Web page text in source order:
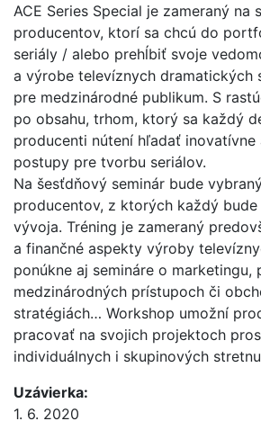
ACE Series Special je zameraný na
producentov, ktorí sa chcú do
seriály / alebo prehĺbiť svoje
a výrobe televíznych dramatických
pre medzinárodné publikum. S
po obsahu, trhom, ktorý sa každý
producenti nútení hľadať inovatívne
postupy pre tvorbu seriálov.
Na šesťdňový seminár bude
producentov, z ktorých každý
vývoja. Tréning je zameraný
a finančné aspekty výroby
ponúkne aj semináre o marketingu,
medzinárodných prístupoch či
stratégiách… Workshop umožní
pracovať na svojich projektoch
individuálnych i skupinových
Uzávierka:
1. 6. 2020